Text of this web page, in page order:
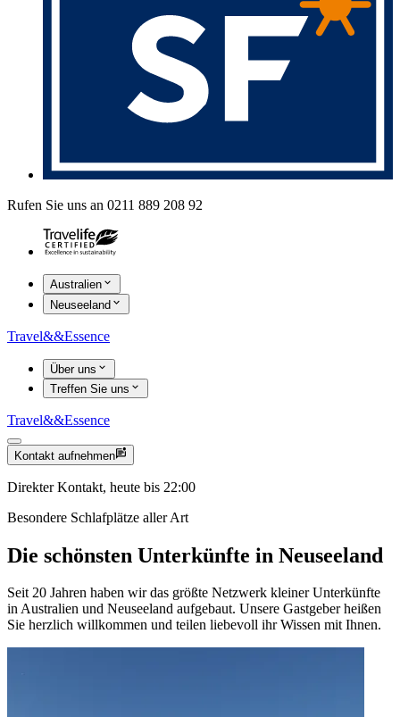
Rufen Sie uns an 0211 889 208 92
Australien
Neuseeland
Travel&&Essence
Über uns
Treffen Sie uns
Travel&&Essence
Kontakt aufnehmen
Direkter Kontakt, heute bis 22:00
Besondere Schlafplätze aller Art
Die schönsten Unterkünfte in Neuseeland
Seit 20 Jahren haben wir das größte Netzwerk kleiner Unterkünfte
in Australien und Neuseeland aufgebaut. Unsere Gastgeber heißen
Sie herzlich willkommen und teilen liebevoll ihr Wissen mit Ihnen.